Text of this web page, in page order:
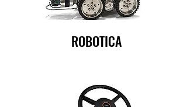
ROBOTICA